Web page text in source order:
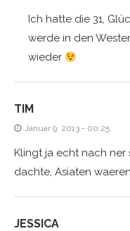
Ich hatte die 31,
werde in den
wieder
TIM
Januar 9, 2013 - 00:25
Klingt ja echt nach ner
dachte, Asiaten
JESSICA